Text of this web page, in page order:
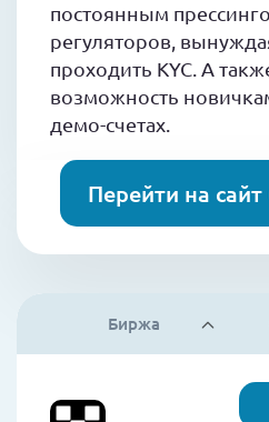
постоянным
регуляторов,
проходить KYC. А
возможность
демо-счетах.
Перейти на
Биржа